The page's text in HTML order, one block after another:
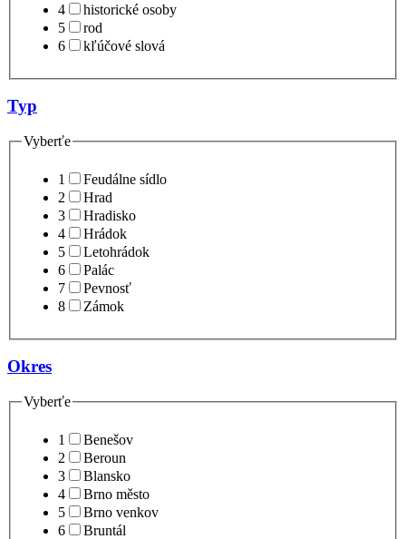
4
historické osoby
5
rod
6
kľúčové slová
Typ
Vyberťe
1
Feudálne sídlo
2
Hrad
3
Hradisko
4
Hrádok
5
Letohrádok
6
Palác
7
Pevnosť
8
Zámok
Okres
Vyberťe
1
Benešov
2
Beroun
3
Blansko
4
Brno město
5
Brno venkov
6
Bruntál